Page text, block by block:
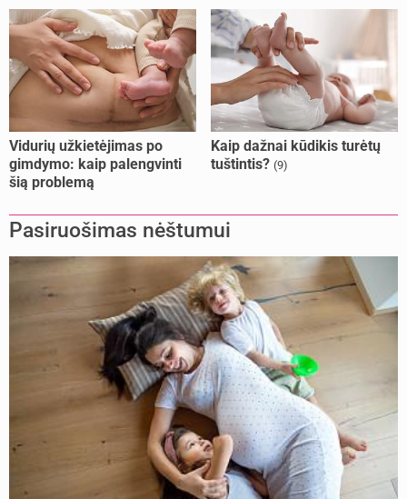
Vidurių užkietėjimas po
gimdymo: kaip palengvinti
šią problemą
Kaip dažnai kūdikis turėtų
tuštintis? (9)
Pasiruošimas nėštumui